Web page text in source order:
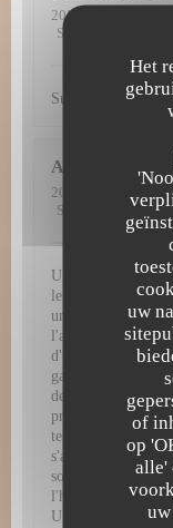
Het
uw
of
op
alle'
2026-07-30
Service
Super découverte.
Amy
2026-07-29
- 12:30
Service
Une expérience
le passage de la
univers culinaire
l'ambiance
d'une passion
gastronomie
de véritables
précision
textures et
s'arrête pas au
sont parfaitement
l'honneur des
Un service